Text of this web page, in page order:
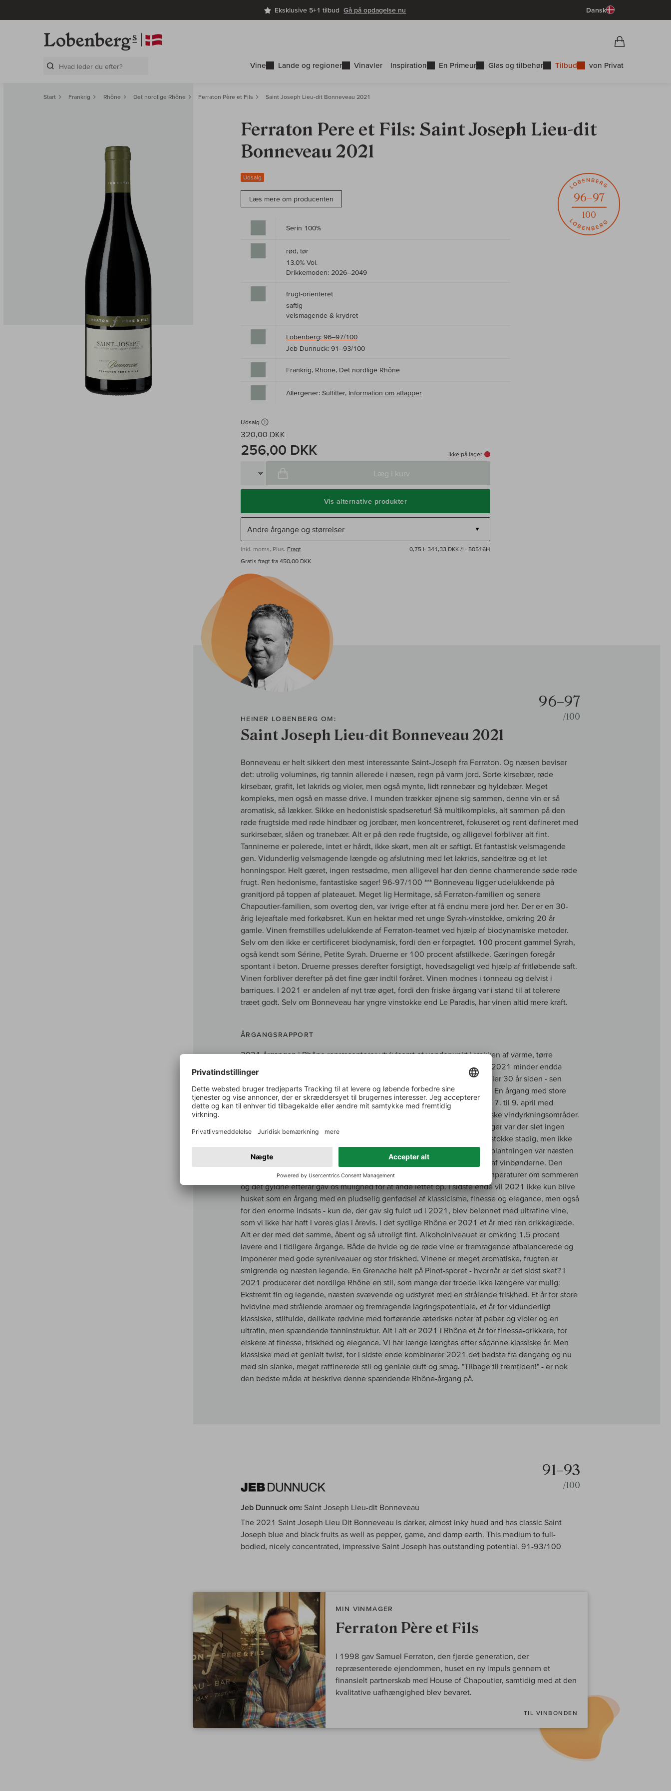
Eksklusive 5+1 tilbudGå på opdagelse nu Dansk
Vine Lande og regioner Vinavler Inspiration En Primeur Glas og tilbehør Tilbud von Privat
Start Frankrig Rhône Det nordlige Rhône Ferraton Père et Fils Saint Joseph Lieu-dit Bonneveau 2021
Ferraton Pere et Fils: Saint Joseph Lieu-dit
Bonneveau 2021
Udsalg
Læs mere om producenten 96–97
100
Serin 100%
rød, tør
13,0% Vol.
Drikkemoden: 2026–2049
frugt-orienteret
saftig
velsmagende & krydret
Lobenberg: 96–97/100
Jeb Dunnuck: 91–93/100
Frankrig, Rhone, Det nordlige Rhône
Allergener: Sulfitter, Information om aftapper
Udsalg
320,00 DKK
256,00 DKK Ikke på lager
Læg i kurv
Vis alternative produkter
inkl. moms, Plus. Fragt 0,75 l· 341,33 DKK /l · 50516H
Gratis fragt fra 450,00 DKK
HEINER LOBENBERG OM:
Saint Joseph Lieu-dit Bonneveau 2021
96–97
/100
Bonneveau er helt sikkert den mest interessante Saint-Joseph fra Ferraton. Og næsen beviser
det: utrolig voluminøs, rig tannin allerede i næsen, regn på varm jord. Sorte kirsebær, røde
kirsebær, grafit, let lakrids og violer, men også mynte, lidt rønnebær og hyldebær. Meget
kompleks, men også en masse drive. I munden trækker øjnene sig sammen, denne vin er så
aromatisk, så lækker. Sikke en hedonistisk spadseretur! Så multikompleks, alt sammen på den
røde frugtside med røde hindbær og jordbær, men koncentreret, fokuseret og rent defineret med
surkirsebær, slåen og tranebær. Alt er på den røde frugtside, og alligevel forbliver alt fint.
Tanninerne er polerede, intet er hårdt, ikke skørt, men alt er saftigt. Et fantastisk velsmagende
gen. Vidunderlig velsmagende længde og afslutning med let lakrids, sandeltræ og et let
honningspor. Helt gæret, ingen restsødme, men alligevel har den denne charmerende søde røde
frugt. Ren hedonisme, fantastiske sager! 96-97/100 *** Bonneveau ligger udelukkende på
granitjord på toppen af plateauet. Meget lig Hermitage, så Ferraton-familien og senere
Chapoutier-familien, som overtog den, var ivrige efter at få endnu mere jord her. Der er en 30-
årig lejeaftale med forkøbsret. Kun en hektar med ret unge Syrah-vinstokke, omkring 20 år
gamle. Vinen fremstilles udelukkende af Ferraton-teamet ved hjælp af biodynamiske metoder.
Selv om den ikke er certificeret biodynamisk, fordi den er forpagtet. 100 procent gammel Syrah,
også kendt som Sérine, Petite Syrah. Druerne er 100 procent afstilkede. Gæringen foregår
spontant i beton. Druerne presses derefter forsigtigt, hovedsageligt ved hjælp af fritløbende saft.
Vinen forbliver derefter på det fine gær indtil foråret. Vinen modnes i tonneau og delvist i
barriques. I 2021 er andelen af nyt træ øget, fordi den friske årgang var i stand til at tolerere
træet godt. Selv om Bonneveau har yngre vinstokke end Le Paradis, har vinen altid mere kraft.
ÅRGANGSRAPPORT
2021-årgangen i Rhône repræsenterer utvivlsomt et vendepunkt i rækken af varme, tørre
middelhavsårgange, som vi har oplevet konsekvent siden senest 2015. 2021 minder endda
mange vinproducenter i Rhônedalen om de "gode gamle dage" for 20 eller 30 år siden - sen
høst, højt syreniveau og en fenolisk karakter, der sidst blev set i 90'erne. En årgang med store
følelser, et konstant op og ned af følelser: Den ekstreme frostepisode fra 7. til 9. april med
temperaturer på næsten -10 °C nogle steder påvirkede næsten alle franske vindyrkningsområder.
I nogle tilfælde førte frosten til en fuldstændig fejlslagen afgrøde. I tre uger var der slet ingen
aktivitet i vinmarkerne i Rhône-dalen. Mirakuløst nok spirede mange vinstokke stadig, men ikke
uden konsekvenser: De iskolde nætter bragte naturen ud af balance, udplantningen var næsten
anarkistisk, arbejdet i vinmarken var ekstremt krævende og krævede alt af vinbønderne. Den
kærkomne nedbør gennem hele vegetationscyklussen, de moderate temperaturer om sommeren
og det gyldne efterår gav os mulighed for at ånde lettet op. I sidste ende vil 2021 ikke kun blive
husket som en årgang med en pludselig genfødsel af klassicisme, finesse og elegance, men også
for den enorme indsats - kun de, der gav sig fuldt ud i 2021, blev belønnet med ultrafine vine,
som vi ikke har haft i vores glas i årevis. I det sydlige Rhône er 2021 et år med ren drikkeglæde.
Alt er der med det samme, åbent og så utroligt fint. Alkoholniveauet er omkring 1,5 procent
lavere end i tidligere årgange. Både de hvide og de røde vine er fremragende afbalancerede og
imponerer med gode syreniveauer og stor friskhed. Vinene er meget aromatiske, frugten er
smigrende og næsten legende. En Grenache helt på Pinot-sporet - hvornår er det sidst sket? I
2021 producerer det nordlige Rhône en stil, som mange der troede ikke længere var mulig:
Ekstremt fin og legende, næsten svævende og udstyret med en strålende friskhed. Et år for store
hvidvine med strålende aromaer og fremragende lagringspotentiale, et år for vidunderligt
klassiske, stilfulde, delikate rødvine med forførende æteriske noter af peber og violer og en
ultrafin, men spændende tanninstruktur. Alt i alt er 2021 i Rhône et år for finesse-drikkere, for
elskere af finesse, friskhed og elegance. Vi har længe længtes efter sådanne klassiske år. Men
klassiske med et genialt twist, for i sidste ende kombinerer 2021 det bedste fra dengang og nu
med sin slanke, meget raffinerede stil og geniale duft og smag. "Tilbage til fremtiden!" - er nok
den bedste måde at beskrive denne spændende Rhône-årgang på.
91–93
/100
Jeb Dunnuck om: Saint Joseph Lieu-dit Bonneveau
The 2021 Saint Joseph Lieu Dit Bonneveau is darker, almost inky hued and has classic Saint
Joseph blue and black fruits as well as pepper, game, and damp earth. This medium to full-
bodied, nicely concentrated, impressive Saint Joseph has outstanding potential. 91-93/100
MIN VINMAGER
Ferraton Père et Fils
I 1998 gav Samuel Ferraton, den fjerde generation, der
repræsenterede ejendommen, huset en ny impuls gennem et
finansielt partnerskab med House of Chapoutier, samtidig med at den
kvalitative uafhængighed blev bevaret.
TIL VINBONDEN